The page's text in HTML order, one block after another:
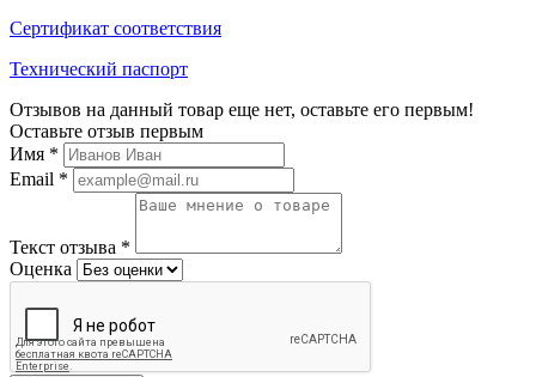
Сертификат соответствия
Технический паспорт
Отзывов на данный товар еще нет, оставьте его первым!
Оставьте отзыв первым
Имя *
Email *
Текст отзыва *
Оценка